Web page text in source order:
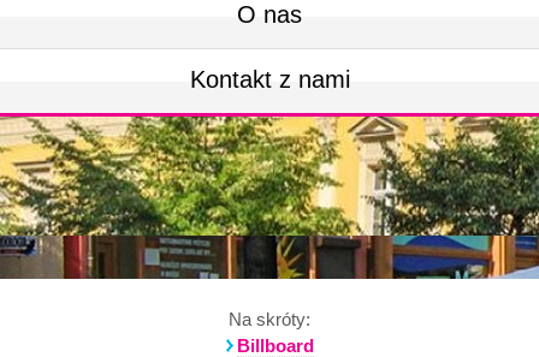
O nas
Kontakt z nami
Na skróty:
Billboard